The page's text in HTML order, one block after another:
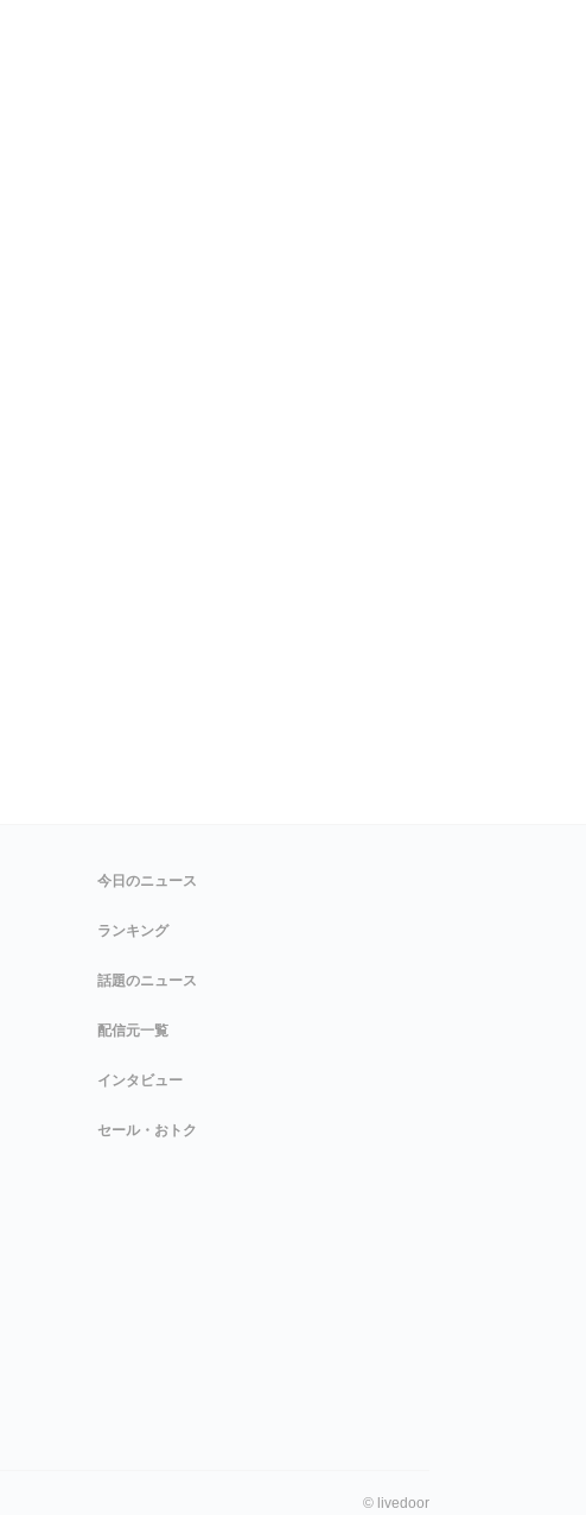
今日のニュース
ランキング
話題のニュース
配信元一覧
インタビュー
セール・おトク
© livedoor